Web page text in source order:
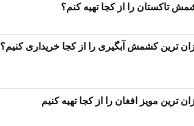
تاکستان را از کجا تهیه کنم؟
ترین کشمش آبگیری را از کجا خریداری کنیم؟
ترین مویز افغان را از کجا تهیه کنیم